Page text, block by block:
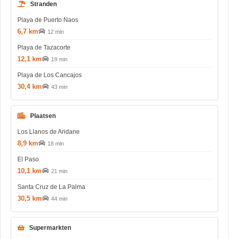
Stranden
Playa de Puerto Naos
6,7 km 12 min
Playa de Tazacorte
12,1 km 19 min
Playa de Los Cancajos
30,4 km 43 min
Plaatsen
Los Llanos de Aridane
8,9 km 18 min
El Paso
10,1 km 21 min
Santa Cruz de La Palma
30,5 km 44 min
Supermarkten